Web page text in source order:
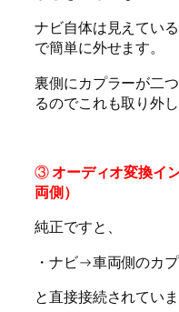
ナビ自体は見えてい
で簡単に外せます。
裏側にカプラーが二
るのでこれも取り外し
③オーディオ変換イ
両側）
純正ですと、
・ナビ→車両側のカ
と直接接続されていま